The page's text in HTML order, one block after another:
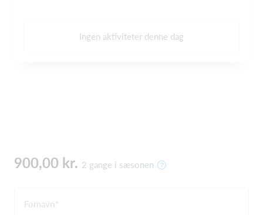
Ingen aktiviteter denne dag
900,00 kr. 2 gange i sæsonen
Fornavn